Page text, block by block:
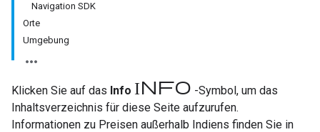
Navigation SDK
Orte
Umgebung
Klicken Sie auf das Info Info -Symbol, um das
Inhaltsverzeichnis für diese Seite aufzurufen.
Informationen zu Preisen außerhalb Indiens finden Sie in